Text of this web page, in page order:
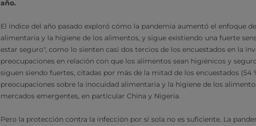
año.
El índice del año pasado exploró cómo la pandemia aumentó el enfoque
alimentaria y la higiene de los alimentos, y sigue existiendo una fuerte
estar seguro", como lo sienten casi dos tercios de los encuestados en la
preocupaciones en relación con que los alimentos sean higiénicos y
siguen siendo fuertes, citadas por más de la mitad de los encuestados (54
preocupaciones sobre la inocuidad alimentaria y la higiene de los
mercados emergentes, en particular China y Nigeria.
Pero la protección contra la infección por sí sola no es suficiente. La